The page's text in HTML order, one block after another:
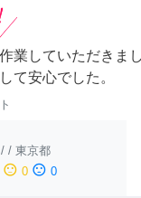
業していただきま
て安心でした。
/ / 東京都
sentiment_neutral 0 sentiment_dissatisfied 0